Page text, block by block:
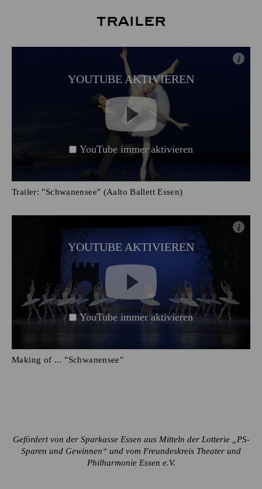
Trailer
YOUTUBE AKTIVIEREN
i
YouTube immer aktivieren
Trailer: "Schwanensee" (Aalto Ballett Essen)
YOUTUBE AKTIVIEREN
i
YouTube immer aktivieren
Making of ... "Schwanensee"
Gefördert von der Sparkasse Essen aus Mitteln der Lotterie „PS-
Sparen und Gewinnen“ und vom Freundeskreis Theater und
Philharmonie Essen e.V.